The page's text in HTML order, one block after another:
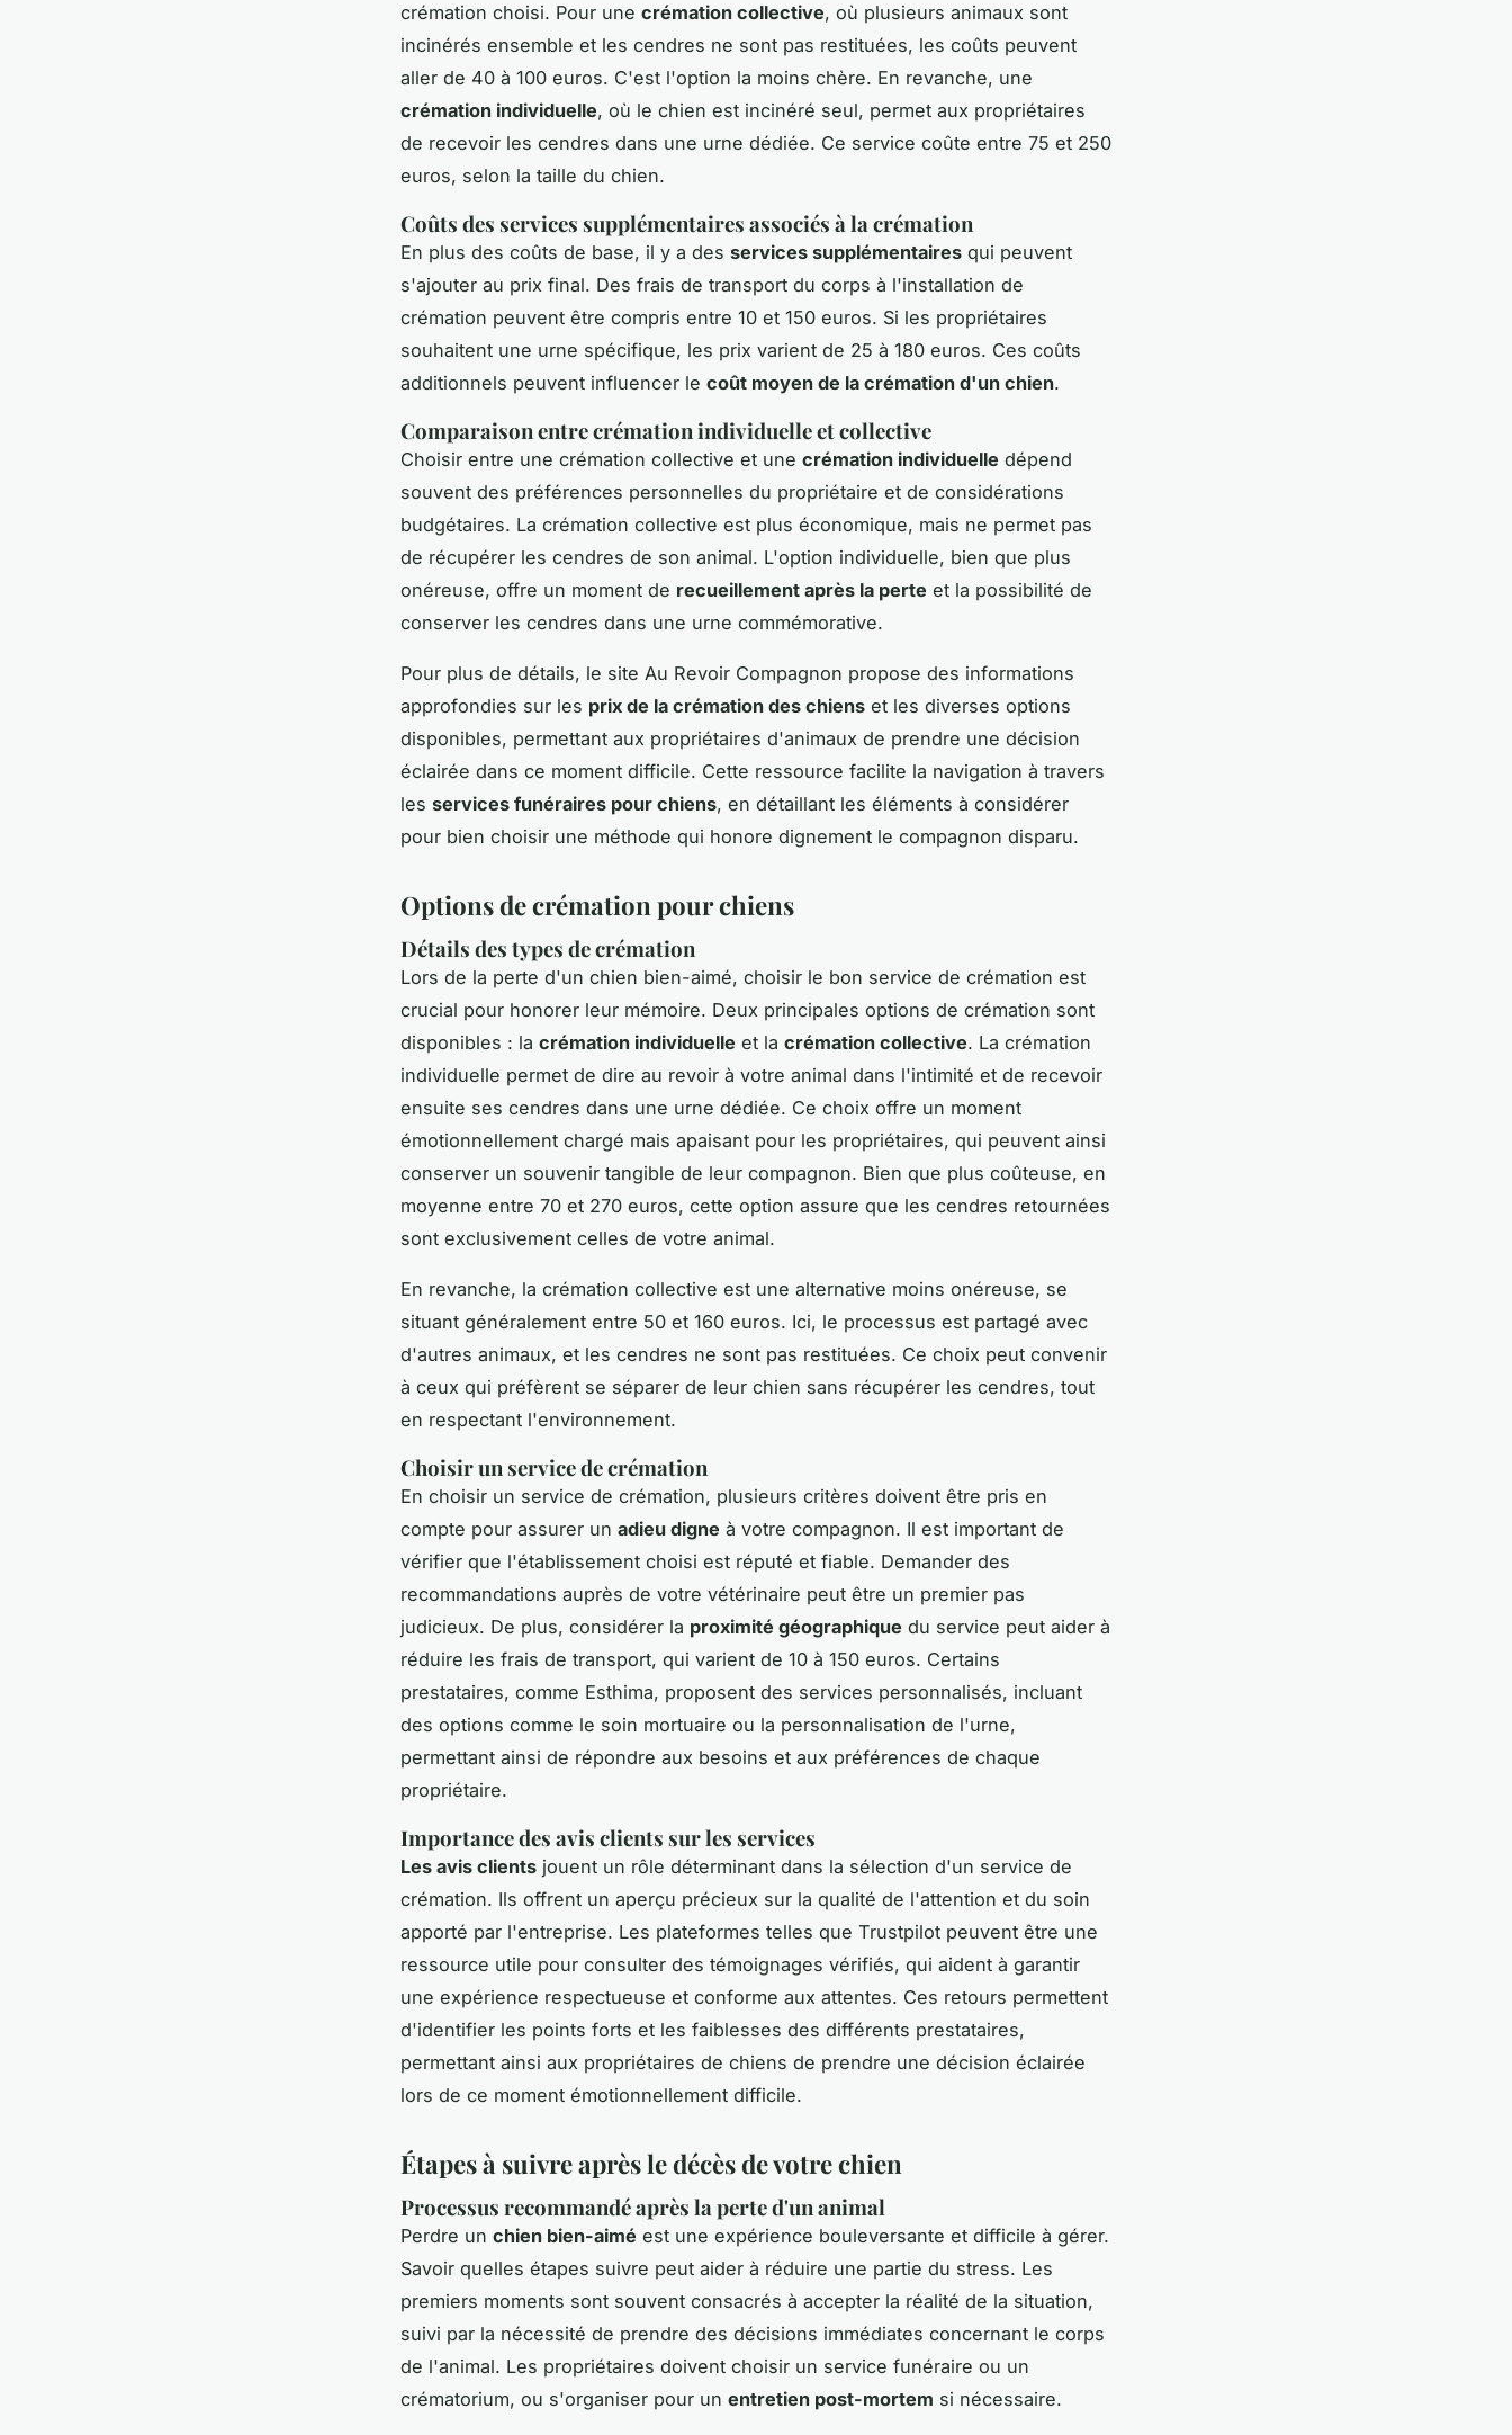
crémation choisi. Pour une crémation collective, où plusieurs animaux sont
incinérés ensemble et les cendres ne sont pas restituées, les coûts peuvent
aller de 40 à 100 euros. C'est l'option la moins chère. En revanche, une
crémation individuelle, où le chien est incinéré seul, permet aux propriétaires
de recevoir les cendres dans une urne dédiée. Ce service coûte entre 75 et 250
euros, selon la taille du chien.
Coûts des services supplémentaires associés à la crémation
En plus des coûts de base, il y a des services supplémentaires qui peuvent
s'ajouter au prix final. Des frais de transport du corps à l'installation de
crémation peuvent être compris entre 10 et 150 euros. Si les propriétaires
souhaitent une urne spécifique, les prix varient de 25 à 180 euros. Ces coûts
additionnels peuvent influencer le coût moyen de la crémation d'un chien.
Comparaison entre crémation individuelle et collective
Choisir entre une crémation collective et une crémation individuelle dépend
souvent des préférences personnelles du propriétaire et de considérations
budgétaires. La crémation collective est plus économique, mais ne permet pas
de récupérer les cendres de son animal. L'option individuelle, bien que plus
onéreuse, offre un moment de recueillement après la perte et la possibilité de
conserver les cendres dans une urne commémorative.
Pour plus de détails, le site Au Revoir Compagnon propose des informations
approfondies sur les prix de la crémation des chiens et les diverses options
disponibles, permettant aux propriétaires d'animaux de prendre une décision
éclairée dans ce moment difficile. Cette ressource facilite la navigation à travers
les services funéraires pour chiens, en détaillant les éléments à considérer
pour bien choisir une méthode qui honore dignement le compagnon disparu.
Options de crémation pour chiens
Détails des types de crémation
Lors de la perte d'un chien bien-aimé, choisir le bon service de crémation est
crucial pour honorer leur mémoire. Deux principales options de crémation sont
disponibles : la crémation individuelle et la crémation collective. La crémation
individuelle permet de dire au revoir à votre animal dans l'intimité et de recevoir
ensuite ses cendres dans une urne dédiée. Ce choix offre un moment
émotionnellement chargé mais apaisant pour les propriétaires, qui peuvent ainsi
conserver un souvenir tangible de leur compagnon. Bien que plus coûteuse, en
moyenne entre 70 et 270 euros, cette option assure que les cendres retournées
sont exclusivement celles de votre animal.
En revanche, la crémation collective est une alternative moins onéreuse, se
situant généralement entre 50 et 160 euros. Ici, le processus est partagé avec
d'autres animaux, et les cendres ne sont pas restituées. Ce choix peut convenir
à ceux qui préfèrent se séparer de leur chien sans récupérer les cendres, tout
en respectant l'environnement.
Choisir un service de crémation
En choisir un service de crémation, plusieurs critères doivent être pris en
compte pour assurer un adieu digne à votre compagnon. Il est important de
vérifier que l'établissement choisi est réputé et fiable. Demander des
recommandations auprès de votre vétérinaire peut être un premier pas
judicieux. De plus, considérer la proximité géographique du service peut aider à
réduire les frais de transport, qui varient de 10 à 150 euros. Certains
prestataires, comme Esthima, proposent des services personnalisés, incluant
des options comme le soin mortuaire ou la personnalisation de l'urne,
permettant ainsi de répondre aux besoins et aux préférences de chaque
propriétaire.
Importance des avis clients sur les services
Les avis clients jouent un rôle déterminant dans la sélection d'un service de
crémation. Ils offrent un aperçu précieux sur la qualité de l'attention et du soin
apporté par l'entreprise. Les plateformes telles que Trustpilot peuvent être une
ressource utile pour consulter des témoignages vérifiés, qui aident à garantir
une expérience respectueuse et conforme aux attentes. Ces retours permettent
d'identifier les points forts et les faiblesses des différents prestataires,
permettant ainsi aux propriétaires de chiens de prendre une décision éclairée
lors de ce moment émotionnellement difficile.
Étapes à suivre après le décès de votre chien
Processus recommandé après la perte d'un animal
Perdre un chien bien-aimé est une expérience bouleversante et difficile à gérer.
Savoir quelles étapes suivre peut aider à réduire une partie du stress. Les
premiers moments sont souvent consacrés à accepter la réalité de la situation,
suivi par la nécessité de prendre des décisions immédiates concernant le corps
de l'animal. Les propriétaires doivent choisir un service funéraire ou un
crématorium, ou s'organiser pour un entretien post-mortem si nécessaire.